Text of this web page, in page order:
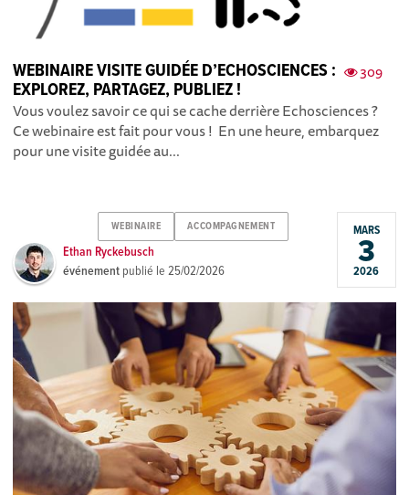
309
WEBINAIRE VISITE GUIDÉE D’ECHOSCIENCES :
EXPLOREZ, PARTAGEZ, PUBLIEZ !
Vous voulez savoir ce qui se cache derrière Echosciences ?
Ce webinaire est fait pour vous ! En une heure, embarquez
pour une visite guidée au...
WEBINAIRE ACCOMPAGNEMENT
Ethan Ryckebusch
événement publié le25/02/2026
MARS
3
2026